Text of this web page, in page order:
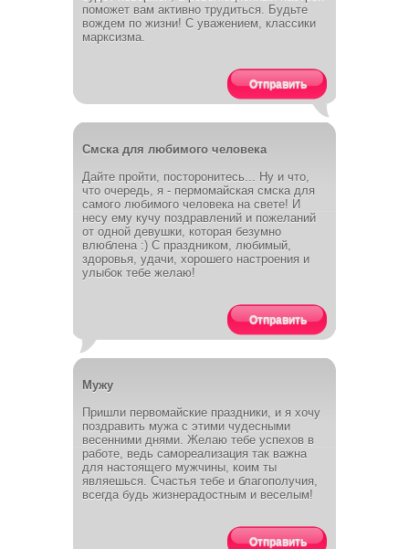
поможет вам активно трудиться. Будьте
вождем по жизни! С уважением, классики
марксизма.
Отправить
Смска для любимого человека
Дайте пройти, посторонитесь... Ну и что,
что очередь, я - пермомайская смска для
самого любимого человека на свете! И
несу ему кучу поздравлений и пожеланий
от одной девушки, которая безумно
влюблена :) С праздником, любимый,
здоровья, удачи, хорошего настроения и
улыбок тебе желаю!
Отправить
Мужу
Пришли первомайские праздники, и я хочу
поздравить мужа с этими чудесными
весенними днями. Желаю тебе успехов в
работе, ведь самореализация так важна
для настоящего мужчины, коим ты
являешься. Счастья тебе и благополучия,
всегда будь жизнерадостным и веселым!
Отправить